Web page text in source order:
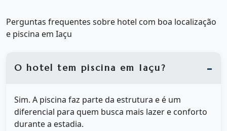
Perguntas frequentes sobre hotel com boa localização
e piscina em Iaçu
O hotel tem piscina em Iaçu?
Sim. A piscina faz parte da estrutura e é um
diferencial para quem busca mais lazer e conforto
durante a estadia.